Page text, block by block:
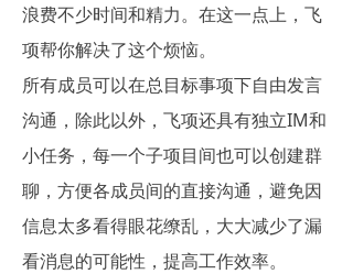
浪费不少时间和精力。在这一点上，飞
项帮你解决了这个烦恼。
所有成员可以在总目标事项下自由发言
沟通，除此以外，飞项还具有独立IM和
小任务，每一个子项目间也可以创建群
聊，方便各成员间的直接沟通，避免因
信息太多看得眼花缭乱，大大减少了漏
看消息的可能性，提高工作效率。